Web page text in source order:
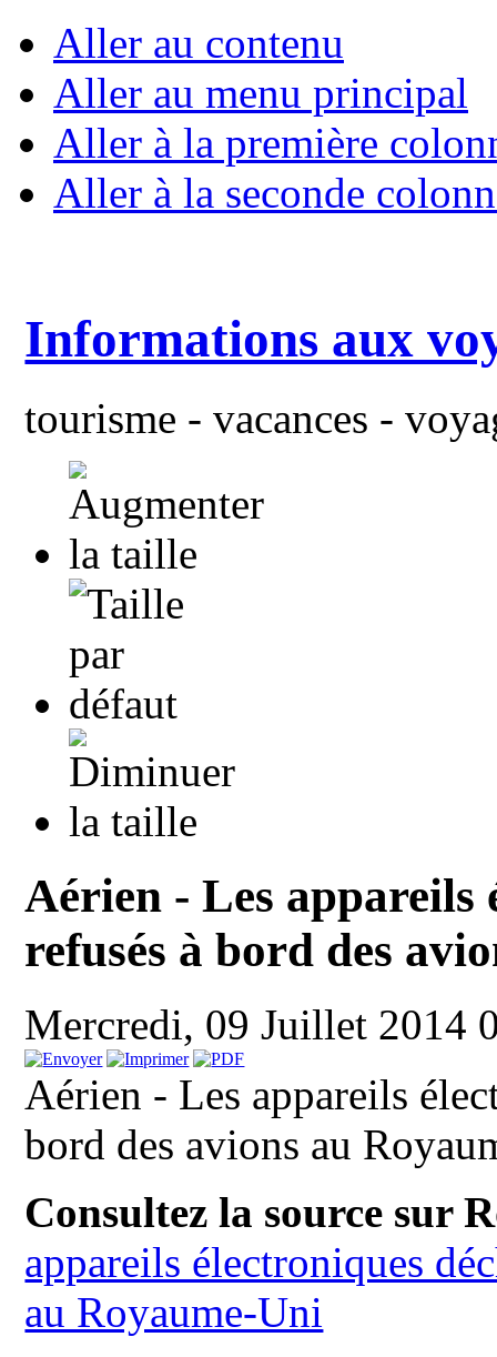
Aller au contenu
Aller au menu principal
Aller à la première
Aller à la seconde
Informations aux
tourisme - vacances -
Aérien - Les appareils
refusés à bord des
Mercredi, 09 Juillet 2014
Aérien - Les appareils
bord des avions au
Consultez la source sur
appareils électroniques
au Royaume-Uni